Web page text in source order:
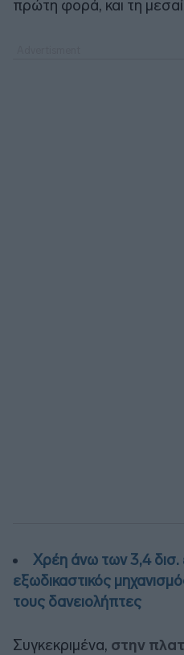
πρώτη φορά, και τη
Χρέη άνω των 3,4 δισ.
εξωδικαστικός
τους δανειολήπτες
Συγκεκριμένα, στην